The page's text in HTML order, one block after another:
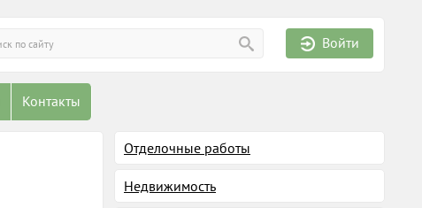
Войти
Контакты
Отделочные работы
Недвижимость